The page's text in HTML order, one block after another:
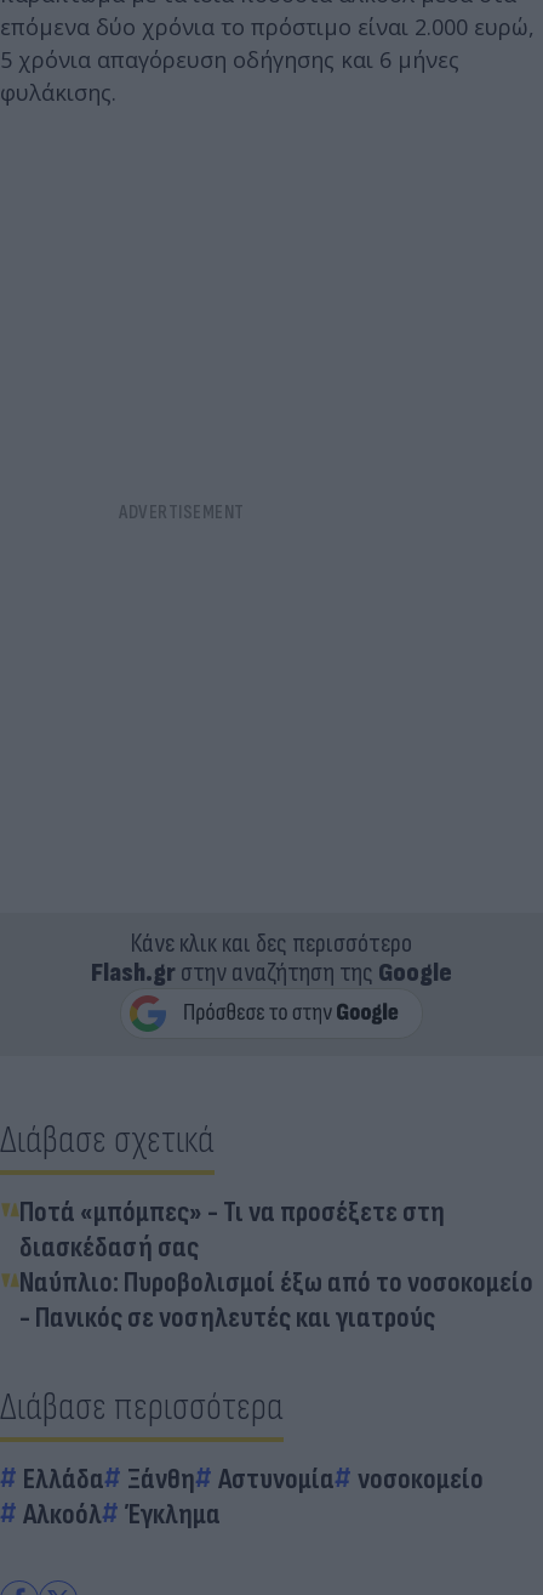
επόμενα δύο χρόνια το πρόστιμο είναι 2.000 ευρώ,
5 χρόνια απαγόρευση οδήγησης και 6 μήνες
φυλάκισης.
Κάνε κλικ και δες περισσότερο
Flash.grστην αναζήτηση της Google
Διάβασε σχετικά
Ποτά «μπόμπες» - Τι να προσέξετε στη
διασκέδασή σας
Ναύπλιο: Πυροβολισμοί έξω από το νοσοκομείο
- Πανικός σε νοσηλευτές και γιατρούς
Διάβασε περισσότερα
Ελλάδα Ξάνθη Αστυνομία
νοσοκομείο
Αλκοόλ
Έγκλημα